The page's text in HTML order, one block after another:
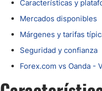
El Salvador
Ecuador
Paraguay
Peru
Panama
Latinoamérica
Indices
Nasdaq 100
IBEX 35
Características y
Mercados disponibles
Márgenes y tarifas
Seguridad y confianza
Forex.com vs Oanda -